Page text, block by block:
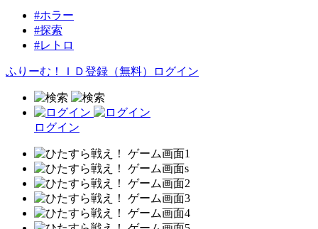
#ホラー
#探索
#レトロ
ふりーむ！ＩＤ登録（無料） ログイン
ログイン